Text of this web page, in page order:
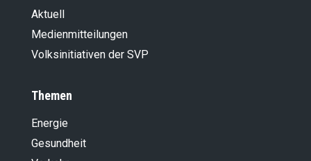
Aktuell
Medienmitteilungen
Volksinitiativen der SVP
Themen
Energie
Gesundheit